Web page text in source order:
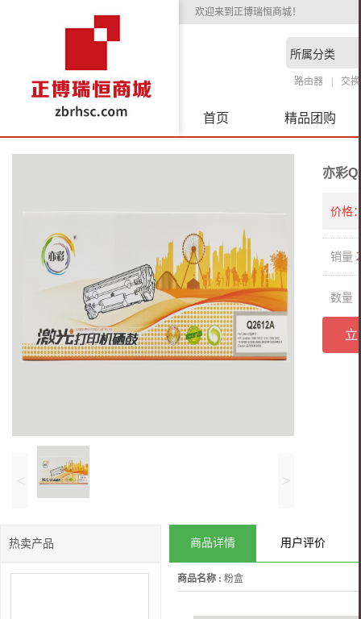
欢迎来到正博瑞恒商城！
路由器 交
首页 精品团购
< >
亦彩
价格
销量 2
数量
立
热卖产品 商品详情 用户评价
商品名称 : 粉盒